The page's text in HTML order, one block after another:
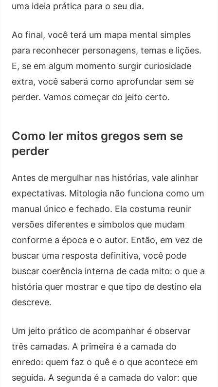
uma ideia prática para o seu dia.
Ao final, você terá um mapa mental simples
para reconhecer personagens, temas e lições.
E, se em algum momento surgir curiosidade
extra, você saberá como aprofundar sem se
perder. Vamos começar do jeito certo.
Como ler mitos gregos sem se
perder
Antes de mergulhar nas histórias, vale alinhar
expectativas. Mitologia não funciona como um
manual único e fechado. Ela costuma reunir
versões diferentes e símbolos que mudam
conforme a época e o autor. Então, em vez de
buscar uma resposta definitiva, você pode
buscar coerência interna de cada mito: o que a
história quer mostrar e que tipo de destino ela
descreve.
Um jeito prático de acompanhar é observar
três camadas. A primeira é a camada do
enredo: quem faz o quê e o que acontece em
seguida. A segunda é a camada do valor: que